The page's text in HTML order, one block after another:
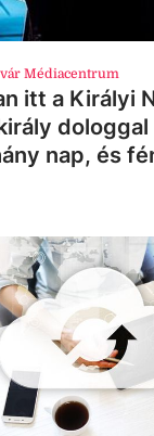
Médiacentrum
itt a Királyi
nap, és